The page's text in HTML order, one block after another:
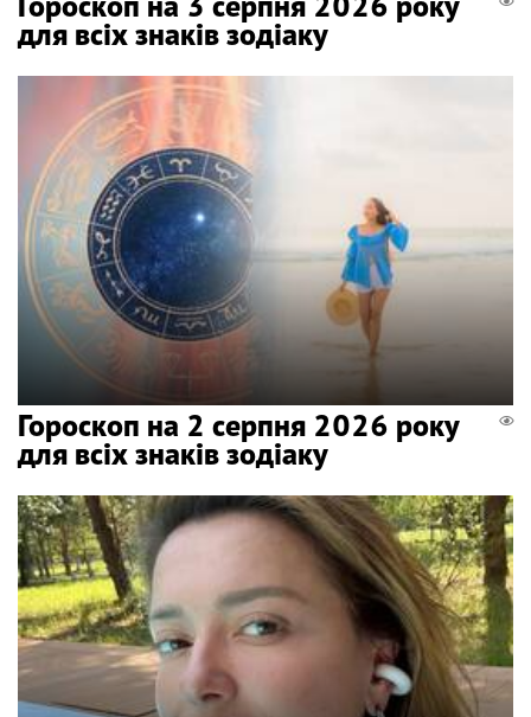
для всіх знаків зодіаку
Гороскоп на 2 серпня 2026 року
для всіх знаків зодіаку